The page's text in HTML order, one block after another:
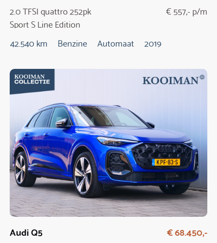
2.0 TFSI quattro 252pk
Sport S Line Edition
Automaat
€ 557,- p/m
42.540 km Benzine Automaat 2019
Audi Q5 € 68.450,-